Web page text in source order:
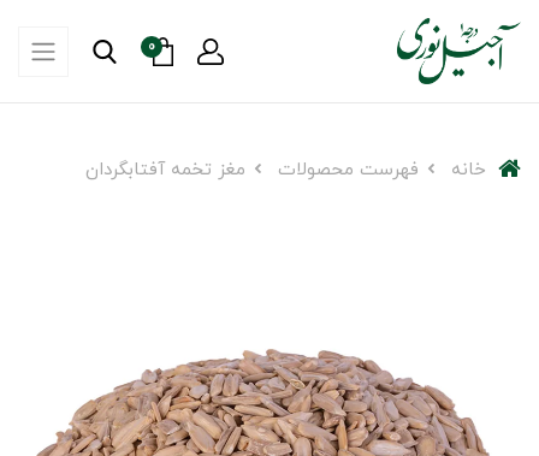
0
خانه فهرست محصولات مغز تخمه آفتابگردان